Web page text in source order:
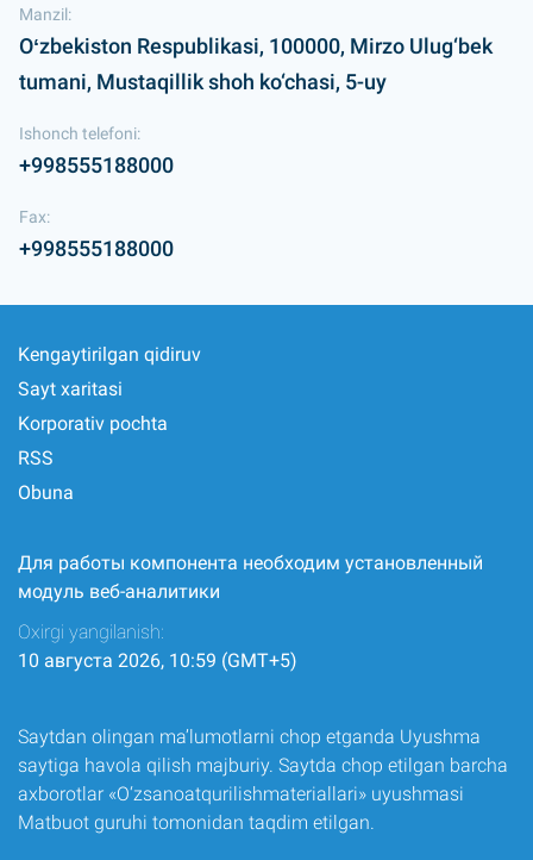
Manzil:
Oʻzbekiston Respublikasi, 100000, Mirzo Ulug‘bek
tumani, Mustaqillik shoh ko‘chasi, 5-uy
Ishonch telefoni:
+998555188000
Fax:
+998555188000
Kengaytirilgan qidiruv
Sayt xaritasi
Korporativ pochta
RSS
Obuna
Для работы компонента необходим установленный
модуль веб-аналитики
Oxirgi yangilanish:
10 августа 2026, 10:59 (GMT+5)
Saytdan olingan ma’lumotlarni chop etganda Uyushma
saytiga havola qilish majburiy. Saytda chop etilgan barcha
axborotlar «O‘zsanoatqurilishmateriallari» uyushmasi
Matbuot guruhi tomonidan taqdim etilgan.